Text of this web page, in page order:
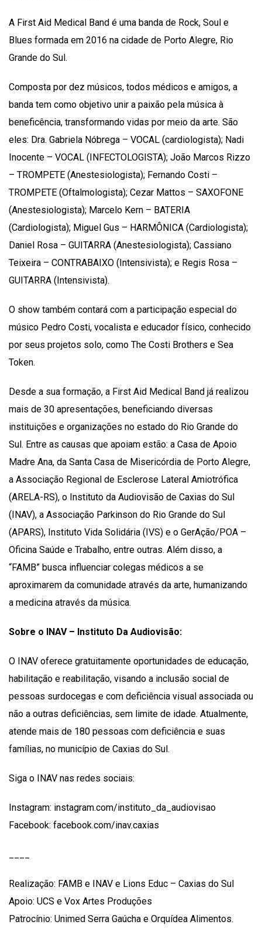
A First Aid Medical Band é uma banda de Rock, Soul e
Blues formada em 2016 na cidade de Porto Alegre, Rio
Grande do Sul.
Composta por dez músicos, todos médicos e amigos, a
banda tem como objetivo unir a paixão pela música à
beneficência, transformando vidas por meio da arte. São
eles: Dra. Gabriela Nóbrega – VOCAL (cardiologista); Nadi
Inocente – VOCAL (INFECTOLOGISTA); João Marcos Rizzo
– TROMPETE (Anestesiologista); Fernando Costi –
TROMPETE (Oftalmologista); Cezar Mattos – SAXOFONE
(Anestesiologista); Marcelo Kern – BATERIA
(Cardiologista); Miguel Gus – HARMÔNICA (Cardiologista);
Daniel Rosa – GUITARRA (Anestesiologista); Cassiano
Teixeira – CONTRABAIXO (Intensivista); e Regis Rosa –
GUITARRA (Intensivista).
O show também contará com a participação especial do
músico Pedro Costi, vocalista e educador físico, conhecido
por seus projetos solo, como The Costi Brothers e Sea
Token.
Desde a sua formação, a First Aid Medical Band já realizou
mais de 30 apresentações, beneficiando diversas
instituições e organizações no estado do Rio Grande do
Sul. Entre as causas que apoiam estão: a Casa de Apoio
Madre Ana, da Santa Casa de Misericórdia de Porto Alegre,
a Associação Regional de Esclerose Lateral Amiotrófica
(ARELA-RS), o Instituto da Audiovisão de Caxias do Sul
(INAV), a Associação Parkinson do Rio Grande do Sul
(APARS), Instituto Vida Solidária (IVS) e o GerAção/POA –
Oficina Saúde e Trabalho, entre outras. Além disso, a
“FAMB” busca influenciar colegas médicos a se
aproximarem da comunidade através da arte, humanizando
a medicina através da música.
Sobre o INAV – Instituto Da Audiovisão:
O INAV oferece gratuitamente oportunidades de educação,
habilitação e reabilitação, visando a inclusão social de
pessoas surdocegas e com deficiência visual associada ou
não a outras deficiências, sem limite de idade. Atualmente,
atende mais de 180 pessoas com deficiência e suas
famílias, no município de Caxias do Sul.
Siga o INAV nas redes sociais:
Instagram: instagram.com/instituto_da_audiovisao
Facebook: facebook.com/inav.caxias
Realização: FAMB e INAV e Lions Educ – Caxias do Sul
Apoio: UCS e Vox Artes Produções
Patrocínio: Unimed Serra Gaúcha e Orquídea Alimentos.